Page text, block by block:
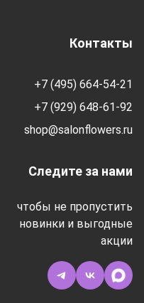
Контакты
+7 (495) 664-54-21
+7 (929) 648-61-92
shop@salonflowers.ru
Следите за нами
чтобы не пропустить
новинки и выгодные
акции